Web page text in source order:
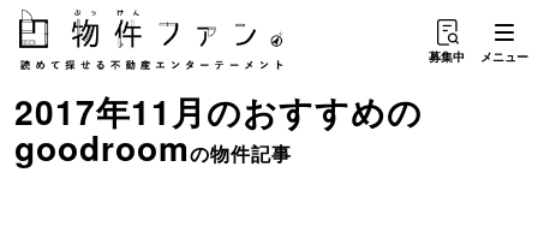
募集中 メニュー
2017年11月のおすすめの
goodroomの物件記事